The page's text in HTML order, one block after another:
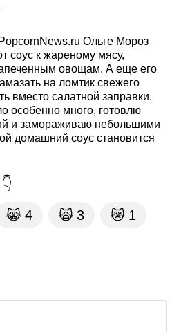
Ольге Мороз
соус к жареному мясу,
овощам. А еще его
на ломтик свежего
вместо салатной заправки.
особенно много, готовлю
и замораживаю небольшими
домашний соус становится
😹 4 🙀 3 😿 1